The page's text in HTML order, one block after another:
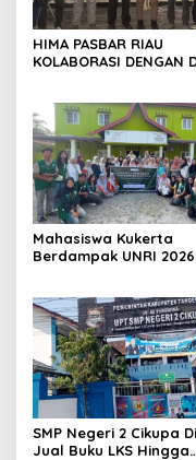
HIMA PASBAR RIAU
KOLABORASI DENGAN
MENGAWAL DAN
PILWANA BADUNSANAK
KABUPATEN PASAMAN
2026
Mahasiswa Kukerta
Berdampak UNRI 2026
Minyak Jelantah
Ibu-Ibu PPK di Desa
Tua, Kempas.
SMP Negeri 2 Cikupa
Jual Buku LKS Hingga